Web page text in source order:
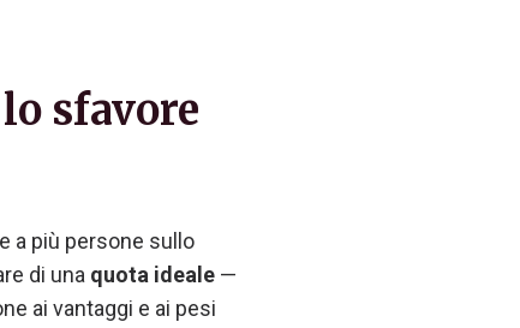
sfavore
a più persone sullo
di una quota ideale —
ai vantaggi e ai pesi